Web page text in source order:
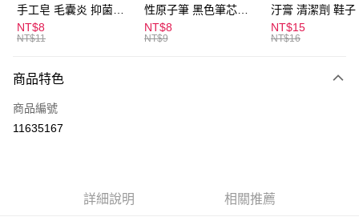
ATM付款
全家取貨付款
每筆NT$60，滿NT$599(含以上)免運費
付款後全家取貨
每筆NT$60，滿NT$599(含以上)免運費
手工皂 毛囊炎 抑菌除
蟎 清潔護膚 去油去痘
寵物皮膚病 狗狗貓咪
NT$8
NT$11
性原子筆 黑色筆芯
S304
NT$8
NT$9
汙膏 清潔劑 鞋子
漬 白皮鞋 鞋油
NT$15
NT$16
商品特色
商品編號
11635167
詳細說明 相關推薦